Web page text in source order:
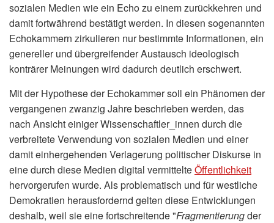
sozialen Medien wie ein Echo zu einem zurückkehren und
damit fortwährend bestätigt werden. In diesen sogenannten
Echokammern zirkulieren nur bestimmte Informationen, ein
genereller und übergreifender Austausch ideologisch
konträrer Meinungen wird dadurch deutlich erschwert.
Mit der Hypothese der Echokammer soll ein Phänomen der
vergangenen zwanzig Jahre beschrieben werden, das
nach Ansicht einiger Wissenschaftler_innen durch die
verbreitete Verwendung von sozialen Medien und einer
damit einhergehenden Verlagerung politischer Diskurse in
eine durch diese Medien digital vermittelteÖffentlichkeit
hervorgerufen wurde. Als problematisch und für westliche
Demokratien herausfordernd gelten diese Entwicklungen
deshalb, weil sie eine fortschreitende "Fragmentierungder